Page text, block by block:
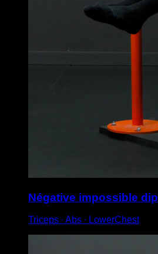
Négative impossible dip
Triceps ∙ Abs ∙ LowerChest